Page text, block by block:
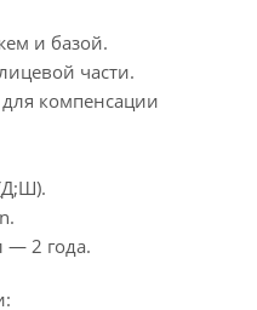
и базой.
части.
компенсации
— 2 года.